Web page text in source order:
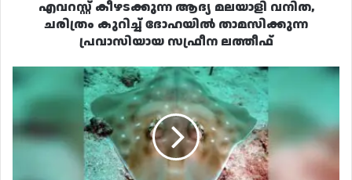
പ്രവാസിയായ
സഫ്രീന
എവറസ്റ്റ് കീഴടക്കുന്ന ആദ്യ മലയാളി വനിത,
ചരിത്രം കുറിച്ച് ദോഹയിൽ താമസിക്കുന്ന
പ്രവാസിയായ സഫ്രീന ലത്തീഫ്
ഖത്തറിൽ
നിരവധി
അപൂർവയിനം
കടൽ
ജീവികളെ